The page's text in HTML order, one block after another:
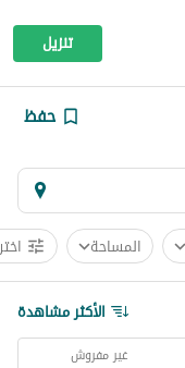
تنزيل
حفظ
المساحة
الأكثر مشاهدة
غير مفروش